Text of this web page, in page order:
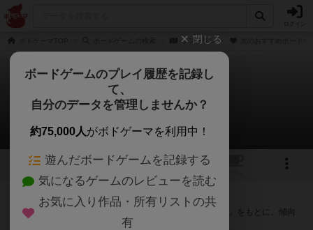
サファリン
サファリン
次のおすすめボードゲーム
5 1
『サファリン』が好きな方へのおすすめ
このゲームのトップページで投票された「プレイ感の評価」をもとに、傾向
が近いボードゲームをランキング形式で紹介します。
閉じる
ボードゲームのプレイ履歴を記録し
て、
自分のデータを管理しませんか？
約75,000人がボドゲーマを利用中！
遊んだボードゲームを記録する
気になるゲームのレビューを読む
お気に入り作品・所有リストの共
有